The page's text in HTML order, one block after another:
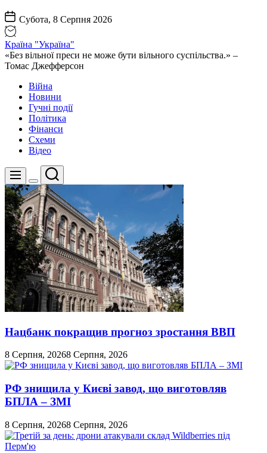
Субота, 8 Серпня 2026
Країна "Україна"
«Без вільної преси не може бути вільного суспільства.» –
Томас Джефферсон
Війна
Новини
Гучні події
Політика
Фінанси
Схеми
Відео
Меню
Перемикач
кольорового
режиму
Пошук
Нацбанк покращив прогноз зростання ВВП
8 Серпня, 20268 Серпня, 2026
РФ знищила у Києві завод, що виготовляв
БПЛА – ЗМІ
8 Серпня, 20268 Серпня, 2026